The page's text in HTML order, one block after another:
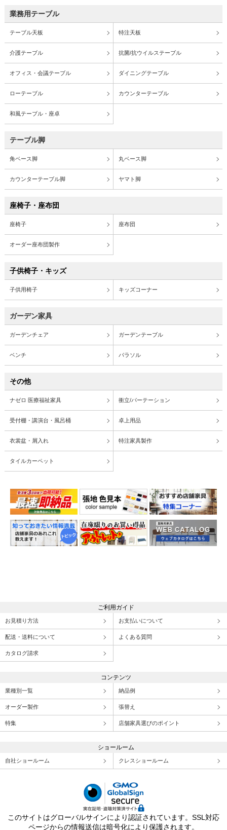
業務用テーブル
テーブル天板 特注天板
介護テーブル 抗菌/抗ウイルステーブル
オフィス・会議テーブル ダイニングテーブル
ローテーブル カウンターテーブル
和風テーブル・座卓
テーブル脚
角ベース脚 丸ベース脚
カウンターテーブル脚 ヤマト脚
座椅子・座布団
座椅子 座布団
オーダー座布団製作
子供椅子・キッズ
子供用椅子 キッズコーナー
ガーデン家具
ガーデンチェア ガーデンテーブル
ベンチ パラソル
その他
ナゼロ 医療福祉家具 衝立/パーテーション
受付棚・講演台・風呂桶 卓上用品
衣裳盆・屑入れ 特注家具製作
タイルカーペット
ご利用ガイド
お見積り方法 お支払いについて
配送・送料について よくある質問
カタログ請求
コンテンツ
業種別一覧 納品例
オーダー製作 張替え
特集 店舗家具選びのポイント
ショールーム
自社ショールーム クレスショールーム
このサイトはグローバルサインにより認証されています。SSL対応
ページからの情報送信は暗号化により保護されます。